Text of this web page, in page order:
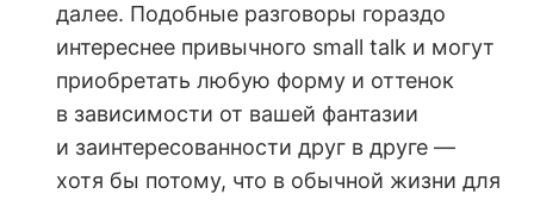
далее. Подобные разговоры гораздо
интереснее привычного small talk и могут
приобретать любую форму и оттенок
в зависимости от вашей фантазии
и заинтересованности друг в друге —
хотя бы потому, что в обычной жизни для